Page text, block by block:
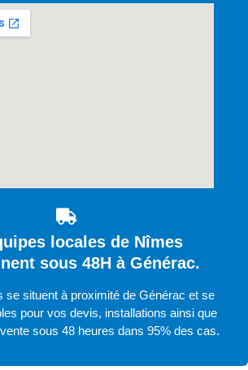
locales de Nîmes
sous 48H à Générac.
se situent à proximité de Générac et se
pour vos devis, installations ainsi que
sous 48 heures dans 95% des cas.